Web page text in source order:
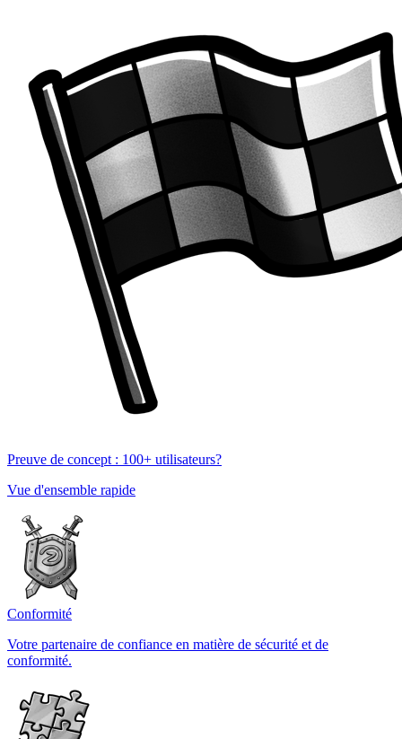
Preuve de concept : 100+ utilisateurs?
Vue d'ensemble rapide
Conformité
Votre partenaire de confiance en matière de sécurité et de
conformité.